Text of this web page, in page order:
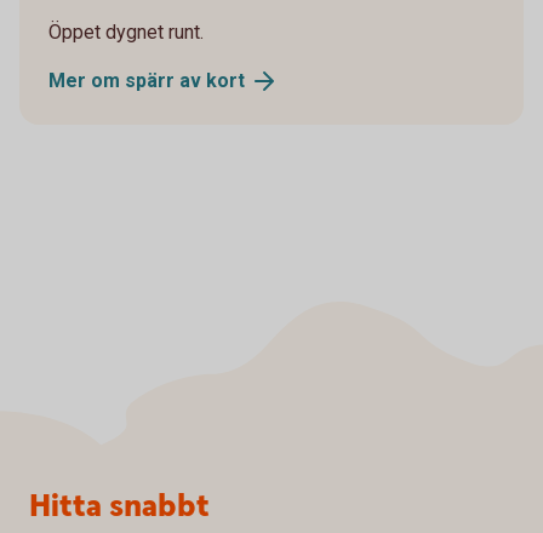
Öppet dygnet runt.
Mer om spärr av kort
Sidfot
Hitta snabbt